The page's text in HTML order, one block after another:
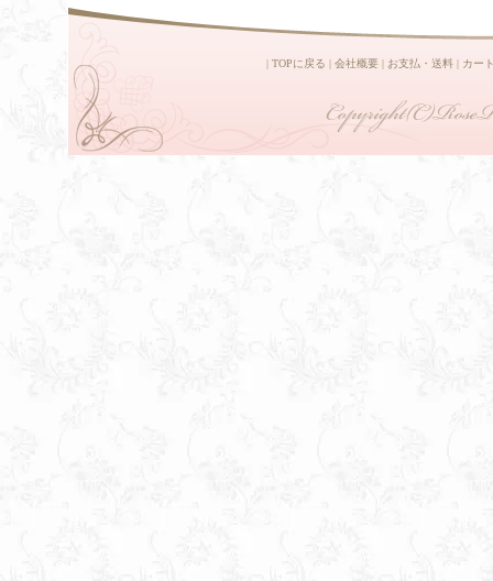
| TOPに戻る | 会社概要| お支払・送料| カー